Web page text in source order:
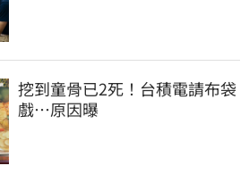
挖到童骨已2死！台積電請布袋
戲…原因曝